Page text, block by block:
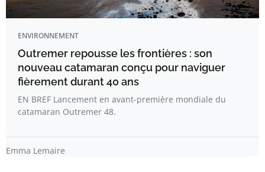
ENVIRONNEMENT
Outremer repousse les frontières : son
nouveau catamaran conçu pour naviguer
fièrement durant 40 ans
EN BREF Lancement en avant-première mondiale du
catamaran Outremer 48.
Emma Lemaire